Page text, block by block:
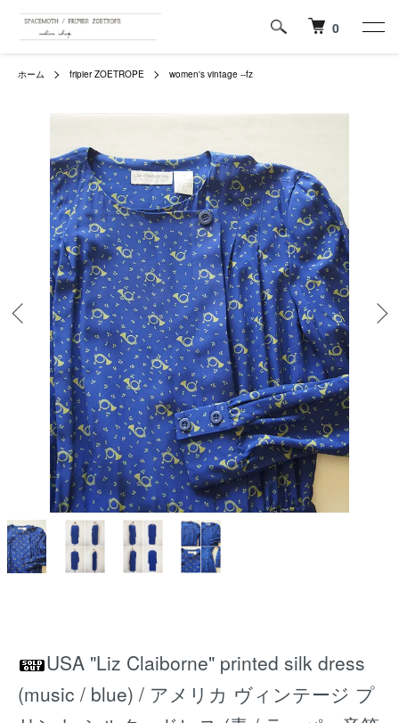
0
ホーム fripier ZOETROPE women's vintage --fz
USA "Liz Claiborne" printed silk dress
(music / blue) / アメリカ ヴィンテージ プ